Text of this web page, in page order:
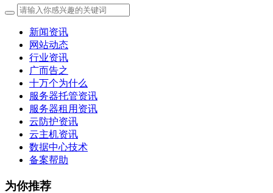
新闻资讯
网站动态
行业资讯
广而告之
十万个为什么
服务器托管资讯
服务器租用资讯
云防护资讯
云主机资讯
数据中心技术
备案帮助
为你推荐